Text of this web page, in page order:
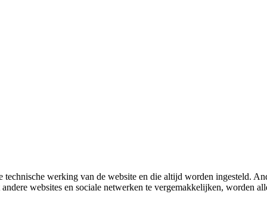
werking van de website en die altijd worden ingesteld.
websites en sociale netwerken te vergemakkelijken, worden